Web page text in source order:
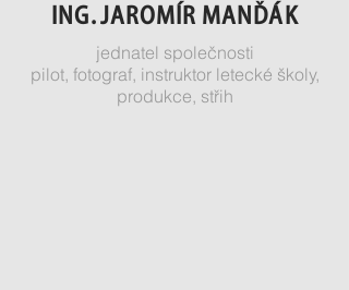
ING. JAROMÍR MANĎÁK
jednatel společnosti
pilot, fotograf, instruktor letecké školy,
produkce, střih